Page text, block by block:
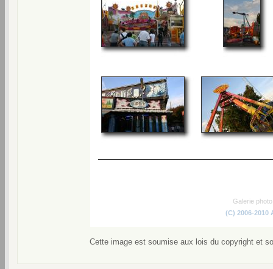
Galerie
(C) 2006-2010
Cette image est soumise aux lois du copyright et